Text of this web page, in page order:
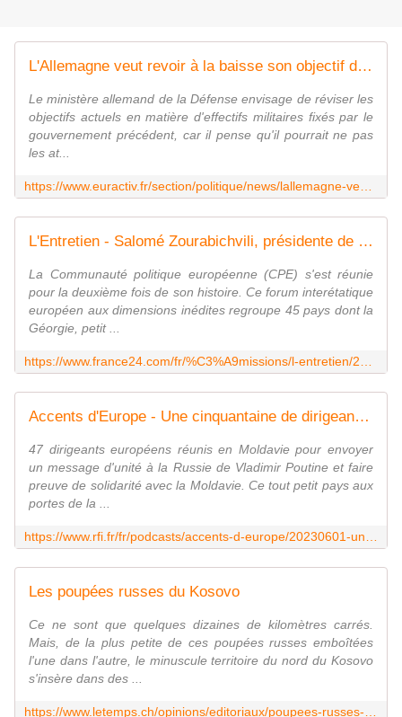
L'Allemagne veut revoir à la baisse son objectif de renforcement de l'armée
Le ministère allemand de la Défense envisage de réviser les
objectifs actuels en matière d'effectifs militaires fixés par le
gouvernement précédent, car il pense qu'il pourrait ne pas
les at...
L'Entretien - Salomé Zourabichvili, présidente de la Géorgie : "L'Ukraine a déjà gagné"
La Communauté politique européenne (CPE) s'est réunie
pour la deuxième fois de son histoire. Ce forum interétatique
européen aux dimensions inédites regroupe 45 pays dont la
Géorgie, petit ...
Accents d'Europe - Une cinquantaine de dirigeants européens à Chisinau pour soutenir la Moldavie
47 dirigeants européens réunis en Moldavie pour envoyer
un message d'unité à la Russie de Vladimir Poutine et faire
preuve de solidarité avec la Moldavie. Ce tout petit pays aux
portes de la ...
Les poupées russes du Kosovo
Ce ne sont que quelques dizaines de kilomètres carrés.
Mais, de la plus petite de ces poupées russes emboîtées
l'une dans l'autre, le minuscule territoire du nord du Kosovo
s'insère dans des ...